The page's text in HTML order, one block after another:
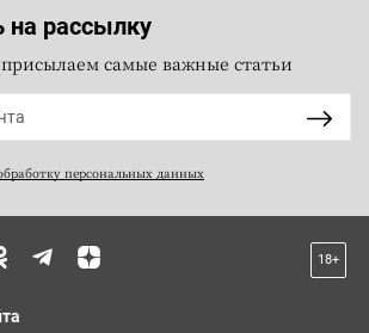
на рассылку
самые важные статьи
персональных данных
18+